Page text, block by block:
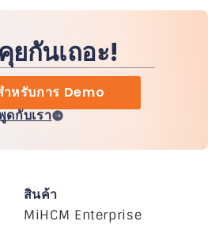
ยกันเถอะ!
หรับการ Demo
ดกับเรา
สินค้า
MiHCM Enterprise